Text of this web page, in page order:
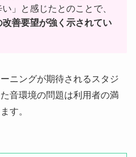
」と感じたとのことで、
善要望が強く示されてい
ニングが期待されるスタジ
音環境の問題は利用者の満
す。